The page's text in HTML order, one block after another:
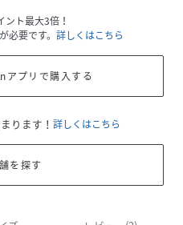
ント最大3倍！
必要です。 詳しくはこちら
プリで購入する
ります！ 詳しくはこちら
を探す